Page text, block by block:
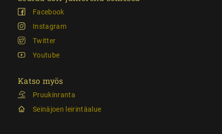
Facebook
Instagram
Twitter
Youtube
Katso myös
Pruukinranta
Seinäjoen leirintäalue